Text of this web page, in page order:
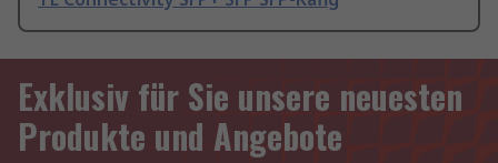
Exklusiv für Sie unsere neuesten
Produkte und Angebote